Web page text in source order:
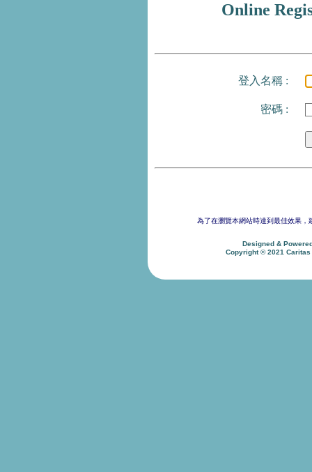
Online
登入名稱 :
密碼 :
為了在瀏覽本網站時達到最佳效果，
Designed &
Copyright © 2021